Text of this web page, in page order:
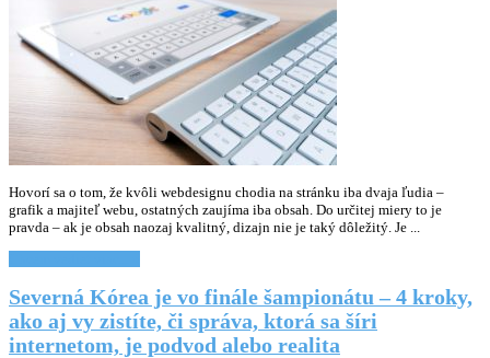
Hovorí sa o tom, že kvôli webdesignu chodia na stránku iba dvaja ľudia –
grafik a majiteľ webu, ostatných zaujíma iba obsah. Do určitej miery to je
pravda – ak je obsah naozaj kvalitný, dizajn nie je taký dôležitý. Je ...
Severná Kórea je vo finále šampionátu – 4 kroky,
ako aj vy zistíte, či správa, ktorá sa šíri
internetom, je podvod alebo realita